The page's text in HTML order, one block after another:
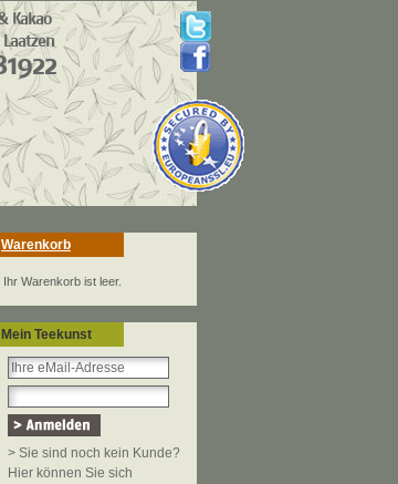
Warenkorb
Ihr Warenkorb ist leer.
Mein Teekunst
> Sie sind noch kein Kunde?
Hier können Sie sich